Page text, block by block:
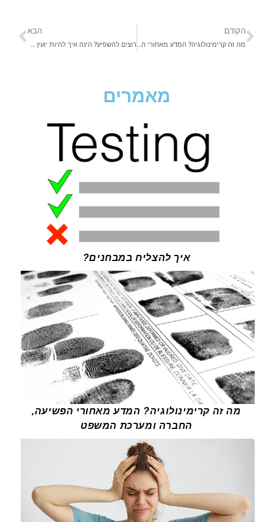
הקודם
מה זה קרימינולוגיה? המדע מאחורי הפשיעה, החברה ומערכת המשפט
הבא
רוצים להשפיע? הינה איך להיות יועץ פרלמנטרי ולהוביל שינוי אמיתי
מאמרים
איך להצליח במבחנים?
מה זה קרימינולוגיה? המדע מאחורי הפשיעה,
החברה ומערכת המשפט